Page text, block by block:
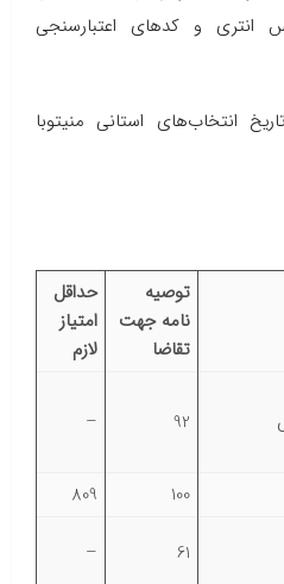
انتری و کدهای اعتبارسنجی
انتخاب‌های استانی منیتوبا
توصیه
نامه جهت
تقاضا
حداقل
امتیاز
لازم
92
–
100
809
61
–